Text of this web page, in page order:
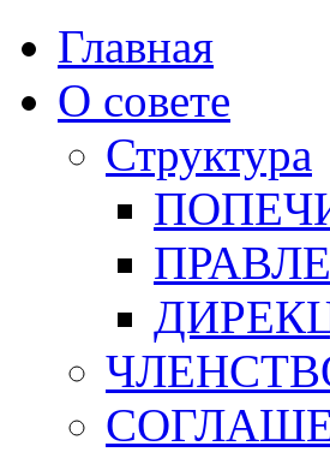
Главная
О совете
Структура